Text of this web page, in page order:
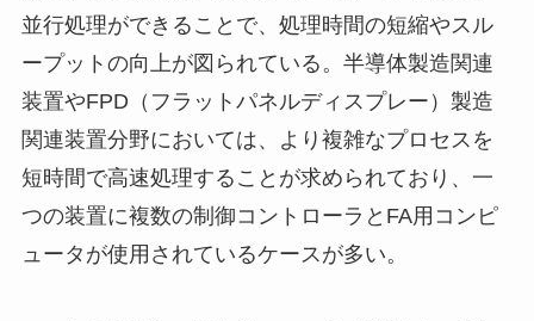
並行処理ができることで、処理時間の短縮やスル
ープットの向上が図られている。半導体製造関連
装置やFPD（フラットパネルディスプレー）製造
関連装置分野においては、より複雑なプロセスを
短時間で高速処理することが求められており、一
つの装置に複数の制御コントローラとFA用コンピ
ュータが使用されているケースが多い。